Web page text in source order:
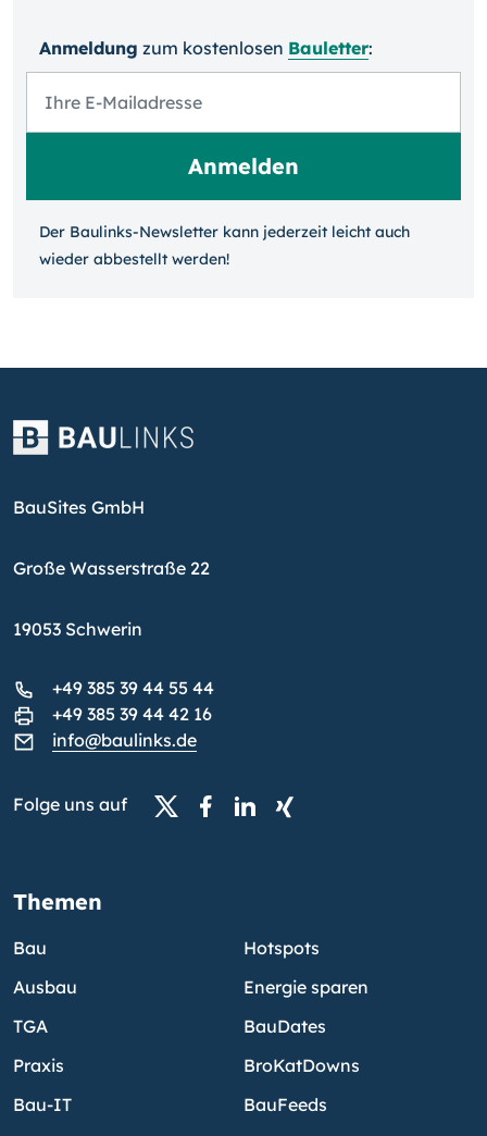
Anmeldung zum kosten­losen Bauletter:
Der Baulinks-Newsletter kann jeder­zeit leicht auch
wieder ab­bestellt werden!
BauSites GmbH
Große Wasserstraße 22
19053 Schwerin
+49 385 39 44 55 44
+49 385 39 44 42 16
info@baulinks.de
Folge uns auf
Themen
Bau
Ausbau
TGA
Praxis
Bau-IT
Hotspots
Energie sparen
BauDates
BroKatDowns
BauFeeds